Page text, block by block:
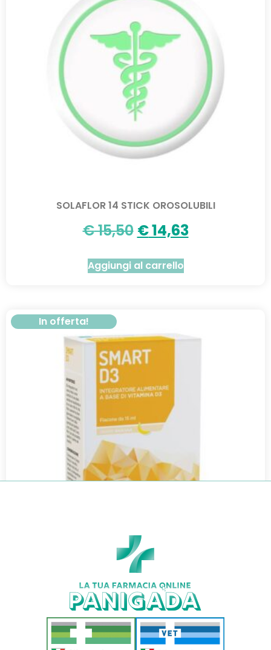
SOLAFLOR 14 STICK OROSOLUBILI
€15,50 €14,63
Aggiungi al carrello
In offerta!
SMART D3 GOCCE 15ML BANANA
€18,50€16,28
Aggiungi al carrello